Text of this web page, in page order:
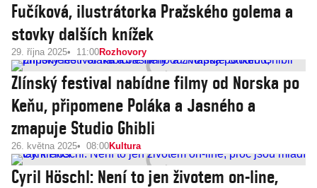
Fučíková, ilustrátorka Pražského golema a
stovky dalších knížek
29. října 2025 11:00Rozhovory
Zlínský festival nabídne filmy od Norska po
Keňu, připomene Poláka a Jasného a
zmapuje Studio Ghibli
26. května 2025 08:00Kultura
Cyril Höschl: Není to jen životem on-line,